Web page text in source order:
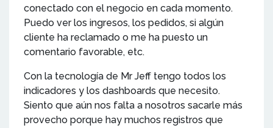
conectado con el negocio en cada momento.
Puedo ver los ingresos, los pedidos, si algún
cliente ha reclamado o me ha puesto un
comentario favorable, etc.
Con la tecnología de Mr Jeff tengo todos los
indicadores y los dashboards que necesito.
Siento que aún nos falta a nosotros sacarle más
provecho porque hay muchos registros que